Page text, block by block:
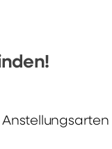
Anstellungsarten